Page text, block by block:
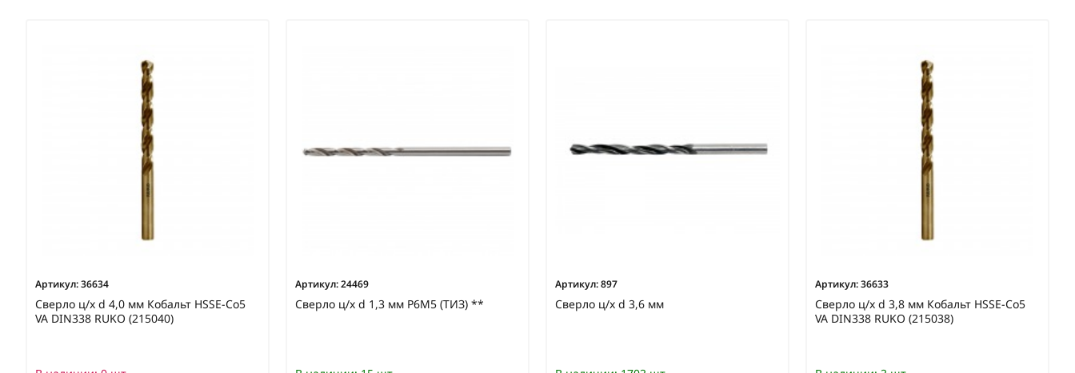
Артикул:36634
Сверло ц/х d 4,0 мм Кобальт HSSE-Co5
VA DIN338 RUKO (215040)
Артикул:24469
Сверло ц/х d 1,3 мм Р6М5 (ТИЗ) **
Артикул:897
Сверло ц/х d 3,6 мм
Артикул:36633
Сверло ц/х d 3,8 мм Кобальт HSSE-Co5
VA DIN338 RUKO (215038)